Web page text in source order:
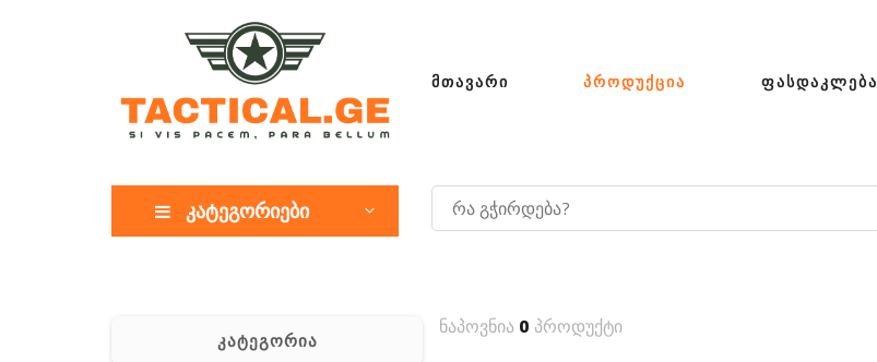
ᲛᲗᲐᲕᲐᲠᲘ ᲞᲠᲝᲓᲣᲥᲪᲘᲐ ᲤᲐᲡᲓᲐᲙᲚᲔᲑᲐ
კატეგორიები
კატეგორია ნაპოვნია0 პროდუქტი